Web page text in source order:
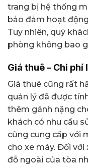
trang bị hệ thống
bảo đảm hoạt
Tuy nhiên, quý
phòng không bao
Giá thuê – Chi phí
Giá thuê cũng rất
quản lý đã được
thêm gánh nặng
khách có nhu cầu
cũng cung cấp với
cho xe máy. Đối
đỗ ngoài của tòa